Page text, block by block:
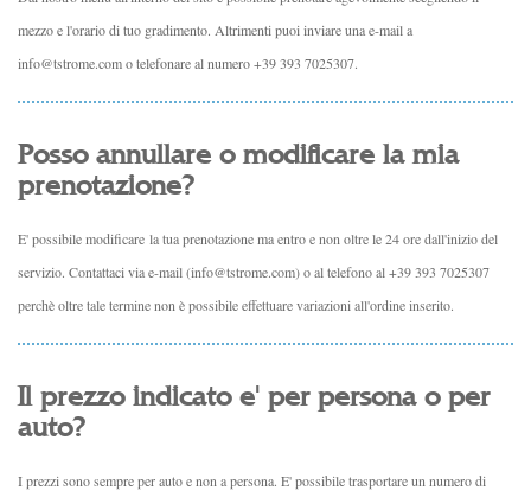
mezzo e l'orario di tuo gradimento. Altrimenti puoi inviare una e-mail a
info@tstrome.com o telefonare al numero +39 393 7025307.
Posso annullare o modificare la mia
prenotazione?
E' possibile modificare la tua prenotazione ma entro e non oltre le 24 ore dall'inizio del
servizio. Contattaci via e-mail (info@tstrome.com) o al telefono al +39 393 7025307
perchè oltre tale termine non è possibile effettuare variazioni all'ordine inserito.
Il prezzo indicato e' per persona o per
auto?
I prezzi sono sempre per auto e non a persona. E' possibile trasportare un numero di